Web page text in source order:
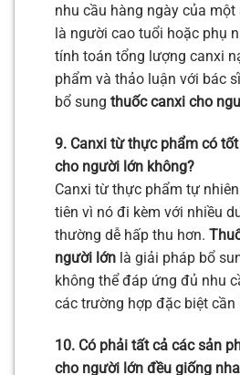
nhu cầu hàng ngày của
là người cao tuổi hoặc phụ
tính toán tổng lượng canxi
phẩm và thảo luận với bác
bổ sung thuốc canxi cho
9. Canxi từ thực phẩm có
cho người lớn không?
Canxi từ thực phẩm tự
tiên vì nó đi kèm với nhiều
thường dễ hấp thu hơn.
người lớn là giải pháp bổ
không thể đáp ứng đủ nhu
các trường hợp đặc biệt
10. Có phải tất cả các sản
cho người lớn đều giống